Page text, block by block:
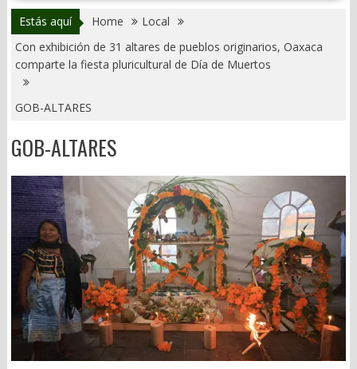
Estás aquí Home
Local
Con exhibición de 31 altares de pueblos originarios, Oaxaca
comparte la fiesta pluricultural de Día de Muertos
GOB-ALTARES
GOB-ALTARES